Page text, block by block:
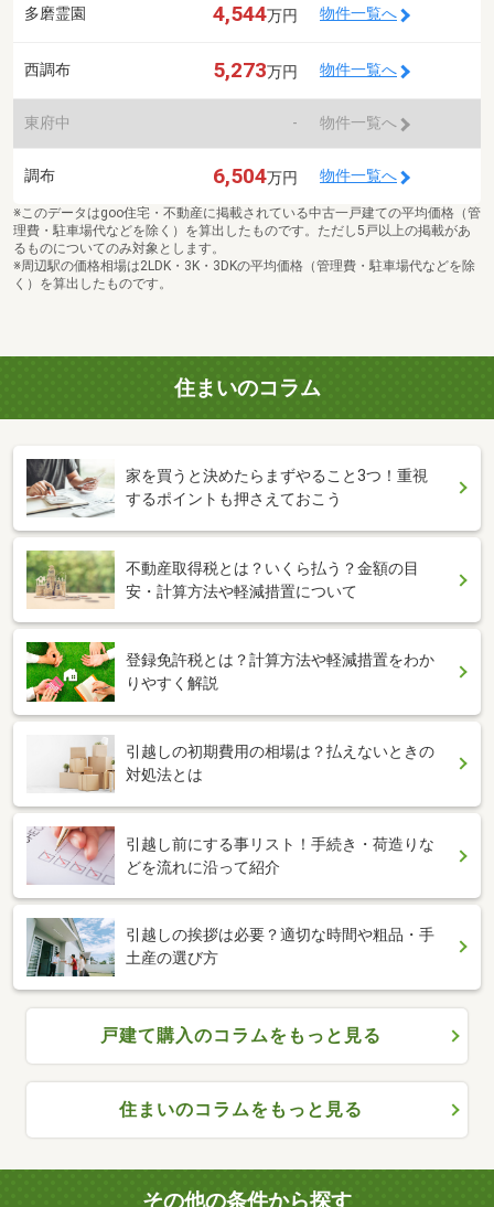
多磨霊園 4,544万円 物件一覧へ
西調布 5,273万円 物件一覧へ
東府中 - 物件一覧へ
調布 6,504万円 物件一覧へ
※このデータはgoo住宅・不動産に掲載されている中古一戸建ての平均価格（管
理費・駐車場代などを除く）を算出したものです。ただし5戸以上の掲載があ
るものについてのみ対象とします。
※周辺駅の価格相場は2LDK・3K・3DKの平均価格（管理費・駐車場代などを除
く）を算出したものです。
住まいのコラム
家を買うと決めたらまずやること3つ！重視
するポイントも押さえておこう
不動産取得税とは？いくら払う？金額の目
安・計算方法や軽減措置について
登録免許税とは？計算方法や軽減措置をわか
りやすく解説
引越しの初期費用の相場は？払えないときの
対処法とは
引越し前にする事リスト！手続き・荷造りな
どを流れに沿って紹介
引越しの挨拶は必要？適切な時間や粗品・手
土産の選び方
戸建て購入のコラムをもっと見る
住まいのコラムをもっと見る
その他の条件から探す